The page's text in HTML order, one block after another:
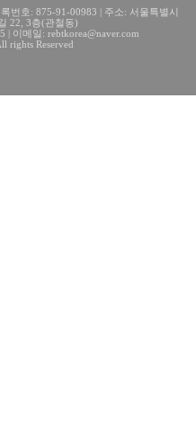
번호: 875-91-00983 | 주소: 서울특별시
22, 3층(관철동)
| 이메일: rebtkorea@naver.com
rights Reserved